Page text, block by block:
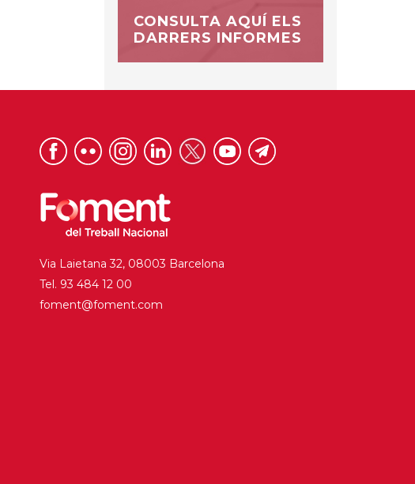
CONSULTA AQUÍ ELS
DARRERS INFORMES
Via Laietana 32, 08003 Barcelona
Tel. 93 484 12 00
foment@foment.com